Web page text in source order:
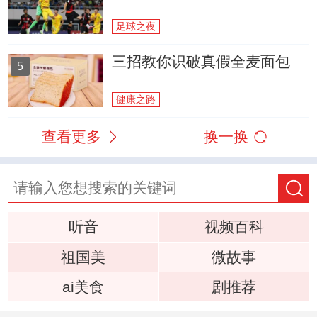
足球之夜
5 三招教你识破真假全麦面包
健康之路
查看更多 换一换
听音
视频百科
祖国美
微故事
ai美食
剧推荐